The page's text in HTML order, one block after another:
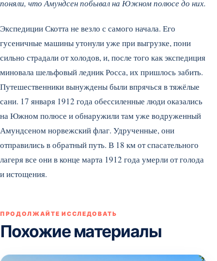
поняли, что Амундсен побывал на Южном полюсе до них.
Экспедиции Скотта не везло с самого начала. Его
гусеничные машины утонули уже при выгрузке, пони
сильно страдали от холодов, и, после того как экспедиция
миновала шельфовый ледник Росса, их пришлось забить.
Путешественники вынуждены были впрячься в тяжёлые
сани. 17 января 1912 года обессиленные люди оказались
на Южном полюсе и обнаружили там уже водруженный
Амундсеном норвежский флаг. Удрученные, они
отправились в обратный путь. В 18 км от спасательного
лагеря все они в конце марта 1912 года умерли от голода
и истощения.
ПРОДОЛЖАЙТЕ ИССЛЕДОВАТЬ
Похожие материалы